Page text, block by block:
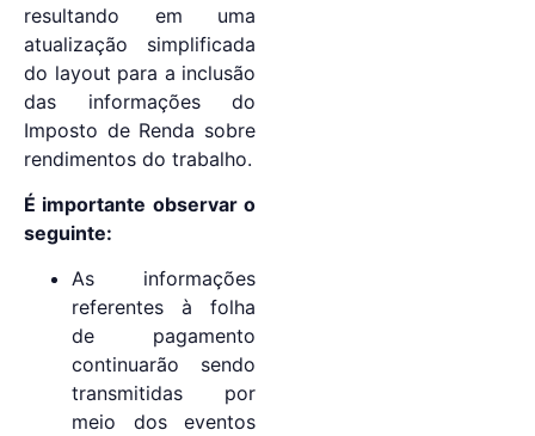
resultando em uma
atualização simplificada
do layout para a inclusão
das informações do
Imposto de Renda sobre
rendimentos do trabalho.
É importante observar o
seguinte:
As informações
referentes à folha
de pagamento
continuarão sendo
transmitidas por
meio dos eventos